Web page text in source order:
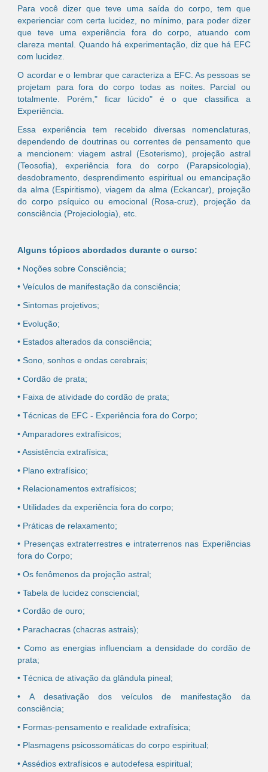
Para você dizer que teve uma saída do corpo, tem que
experienciar com certa lucidez, no mínimo, para poder dizer
que teve uma experiência fora do corpo, atuando com
clareza mental. Quando há experimentação, diz que há EFC
com lucidez.
O acordar e o lembrar que caracteriza a EFC. As pessoas se
projetam para fora do corpo todas as noites. Parcial ou
totalmente. Porém," ficar lúcido" é o que classifica a
Experiência.
Essa experiência tem recebido diversas nomenclaturas,
dependendo de doutrinas ou correntes de pensamento que
a mencionem: viagem astral (Esoterismo), projeção astral
(Teosofia), experiência fora do corpo (Parapsicologia),
desdobramento, desprendimento espiritual ou emancipação
da alma (Espiritismo), viagem da alma (Eckancar), projeção
do corpo psíquico ou emocional (Rosa-cruz), projeção da
consciência (Projeciologia), etc.
Alguns tópicos abordados durante o curso:
• Noções sobre Consciência;
• Veículos de manifestação da consciência;
• Sintomas projetivos;
• Evolução;
• Estados alterados da consciência;
• Sono, sonhos e ondas cerebrais;
• Cordão de prata;
• Faixa de atividade do cordão de prata;
• Técnicas de EFC - Experiência fora do Corpo;
• Amparadores extrafísicos;
• Assistência extrafísica;
• Plano extrafísico;
• Relacionamentos extrafísicos;
• Utilidades da experiência fora do corpo;
• Práticas de relaxamento;
• Presenças extraterrestres e intraterrenos nas Experiências
fora do Corpo;
• Os fenômenos da projeção astral;
• Tabela de lucidez consciencial;
• Cordão de ouro;
• Parachacras (chacras astrais);
• Como as energias influenciam a densidade do cordão de
prata;
• Técnica de ativação da glândula pineal;
• A desativação dos veículos de manifestação da
consciência;
• Formas-pensamento e realidade extrafísica;
• Plasmagens psicossomáticas do corpo espiritual;
• Assédios extrafísicos e autodefesa espiritual;